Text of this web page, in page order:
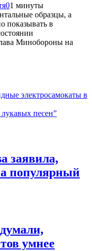
01 минуты
образцы, а
показывать в
Минобороны на
электросамокаты в
песен”
заявила,
популярный
умнее